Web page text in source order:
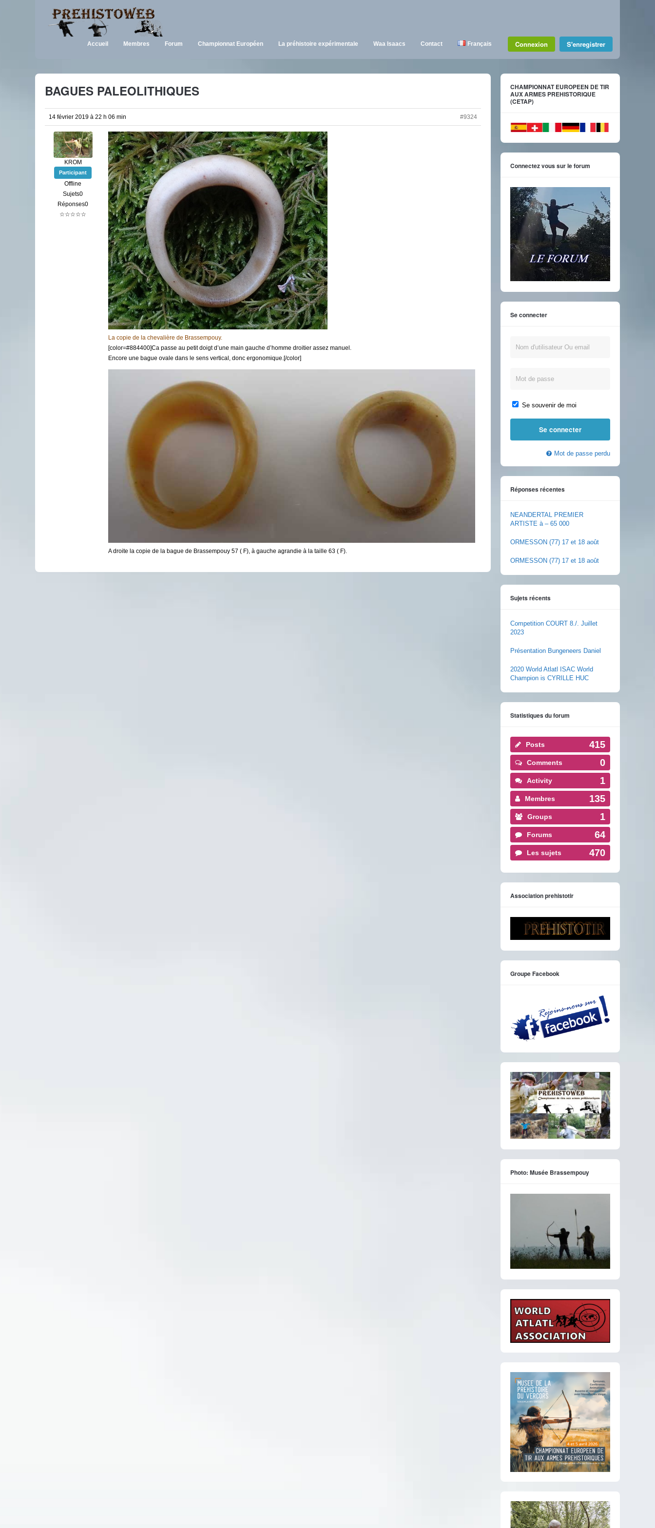
Accueil Membres Forum Championnat Européen La préhistoire expérimentale Waa Isaacs Contact Français Connexion S'enregistrer
BAGUES PALEOLITHIQUES
14 février 2019 à 22 h 06 min #9324
KROM
Participant
Offline
Sujets0
Réponses0
☆☆☆☆☆
La copie de la chevalière de Brassempouy.
[color=#884400]Ca passe au petit doigt d’une main gauche d’homme droitier assez manuel.
Encore une bague ovale dans le sens vertical, donc ergonomique.[/color]
A droite la copie de la bague de Brassempouy 57 ( F), à gauche agrandie à la taille 63 ( F).
CHAMPIONNAT EUROPEEN DE TIR
AUX ARMES PREHISTORIQUE
(CETAP)
Connectez vous sur le forum
Se connecter
Se souvenir de moi
Mot de passe perdu
Réponses récentes
NEANDERTAL PREMIER
ARTISTE à – 65 000
ORMESSON (77) 17 et 18 août
ORMESSON (77) 17 et 18 août
Sujets récents
Competition COURT 8./. Juillet
2023
Présentation Bungeneers Daniel
2020 World Atlatl ISAC World
Champion is CYRILLE HUC
Statistiques du forum
Posts 415
Comments 0
Activity 1
Membres 135
Groups 1
Forums 64
Les sujets 470
Association prehistotir
Groupe Facebook
Photo: Musée Brassempouy